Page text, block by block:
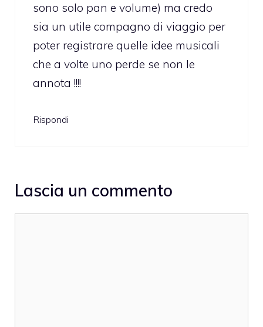
sono solo pan e volume) ma credo
sia un utile compagno di viaggio per
poter registrare quelle idee musicali
che a volte uno perde se non le
annota !!!!
Rispondi
Lascia un commento